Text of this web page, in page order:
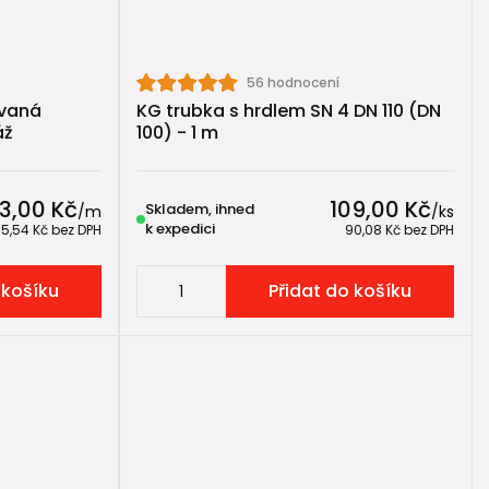
drenážní potrubí.
Kč/m
Kčbez DPH
56 hodnocení
KG trubka s hrdlem SN 4 DN 110 (DN
100) - 1 m
109,00 Kč/ks
90,08 Kčbez DPH
Skladem, ihned
k expedici
Přidat do košíku